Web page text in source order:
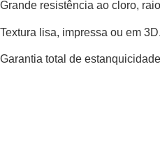
Grande resistência ao cloro,
Textura lisa, impressa ou em 3D.
Garantia total de